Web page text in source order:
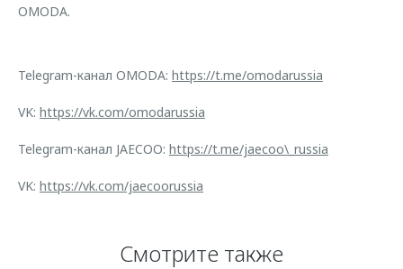
OMODA.
Telegram-канал OMODA: https://t.me/omodarussia
VK: https://vk.com/omodarussia
Telegram-канал JAECOO: https://t.me/jaecoo\_russia
VK: https://vk.com/jaecoorussia
Смотрите также